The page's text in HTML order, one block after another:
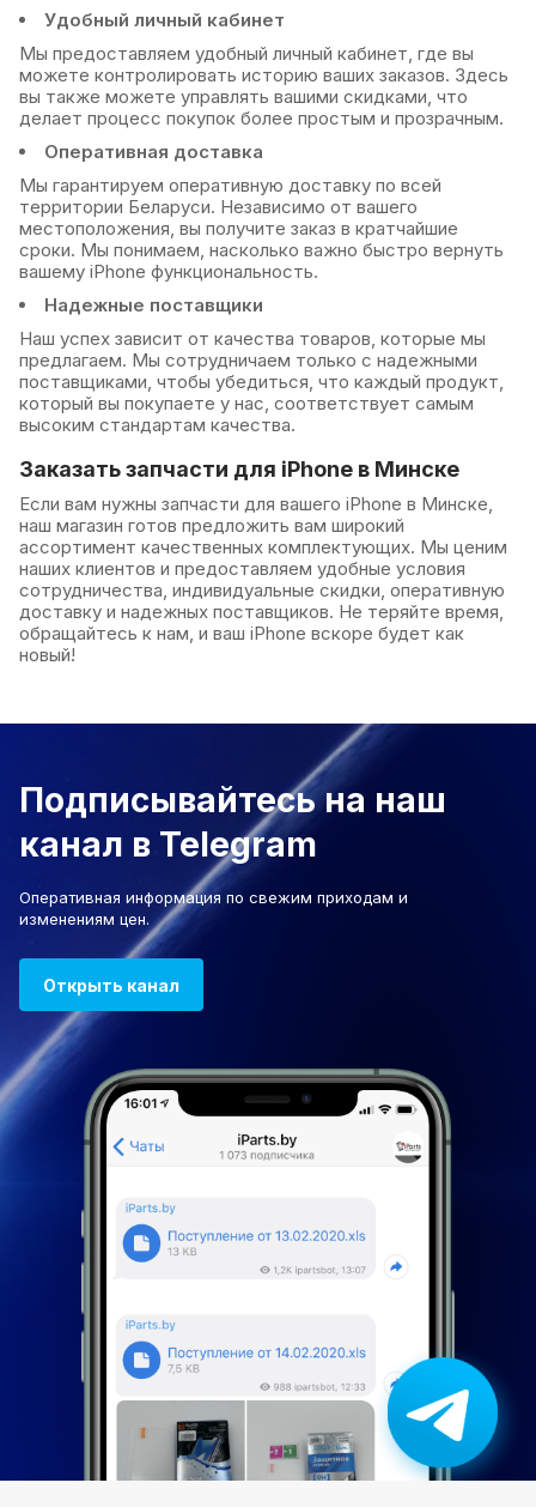
Удобный личный кабинет
Мы предоставляем удобный личный кабинет, где вы
можете контролировать историю ваших заказов. Здесь
вы также можете управлять вашими скидками, что
делает процесс покупок более простым и прозрачным.
Оперативная доставка
Мы гарантируем оперативную доставку по всей
территории Беларуси. Независимо от вашего
местоположения, вы получите заказ в кратчайшие
сроки. Мы понимаем, насколько важно быстро вернуть
вашему iPhone функциональность.
Надежные поставщики
Наш успех зависит от качества товаров, которые мы
предлагаем. Мы сотрудничаем только с надежными
поставщиками, чтобы убедиться, что каждый продукт,
который вы покупаете у нас, соответствует самым
высоким стандартам качества.
Заказать запчасти для iPhone в Минске
Если вам нужны запчасти для вашего iPhone в Минске,
наш магазин готов предложить вам широкий
ассортимент качественных комплектующих. Мы ценим
наших клиентов и предоставляем удобные условия
сотрудничества, индивидуальные скидки, оперативную
доставку и надежных поставщиков. Не теряйте время,
обращайтесь к нам, и ваш iPhone вскоре будет как
новый!
Подписывайтесь на наш
канал в Telegram
Оперативная информация по свежим приходам и
изменениям цен.
Открыть канал